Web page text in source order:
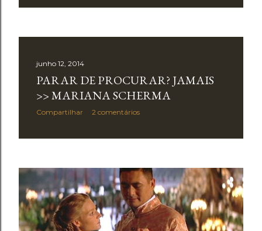
junho 12, 2014
PARAR DE PROCURAR? JAMAIS
>> MARIANA SCHERMA
Compartilhar 2 comentários